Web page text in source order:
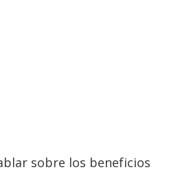
sobre los beneficios